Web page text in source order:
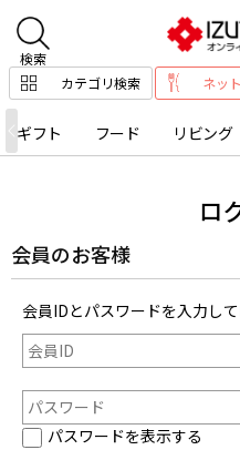
カテゴリ検索 ネッ
ギフト フード リビング
ロ
会員のお客様
会員IDとパスワードを入力し
パスワードを表示する